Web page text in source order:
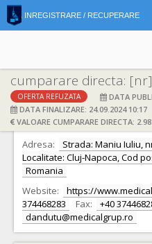
INREGISTRARE / RECUPERARE
cumparare directa:
OFERTA REFUZATA
DATA
DATA FINALIZARE: 24.09.2024 10:17
VALOARE CUMPARARE DIRECTA:
DATE IDENTIFICARE
Ofertant: S.C. MEDICAL GRUP
Adresa:
Strada: Maniu Iuliu,
Localitate: Cluj-Napoca, Cod
Romania
Website:
https://
374468283
Fax: +40
dandutu@medicalgrup.ro